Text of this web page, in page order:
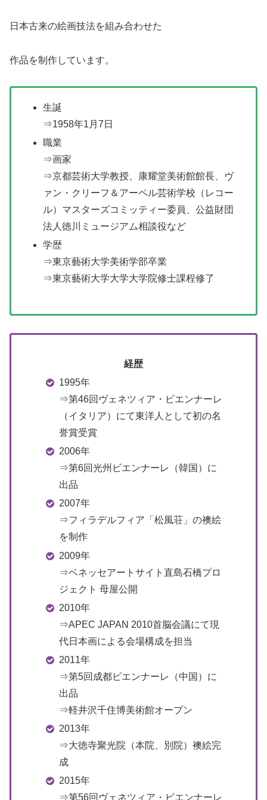
日本古来の絵画技法を組み合わせた
作品を制作しています。
生誕
⇒1958年1月7日
職業
⇒画家
⇒京都芸術大学教授、康耀堂美術館館長、ヴ
ァン・クリーフ＆アーペル芸術学校（レコー
ル）マスターズコミッティー委員、公益財団
法人徳川ミュージアム相談役など
学歴
⇒東京藝術大学美術学部卒業
⇒東京藝術大学大学大学院修士課程修了
経歴
1995年
⇒第46回ヴェネツィア・ビエンナーレ
（イタリア）にて東洋人として初の名
誉賞受賞
2006年
⇒第6回光州ビエンナーレ（韓国）に
出品
2007年
⇒フィラデルフィア「松風荘」の襖絵
を制作
2009年
⇒ベネッセアートサイト直島石橋プロ
ジェクト 母屋公開
2010年
⇒APEC JAPAN 2010首脳会議にて現
代日本画による会場構成を担当
2011年
⇒第5回成都ビエンナーレ（中国）に
出品
⇒軽井沢千住博美術館オープン
2013年
⇒大徳寺聚光院（本院、別院）襖絵完
成
2015年
⇒第56回ヴェネツィア・ビエンナーレ